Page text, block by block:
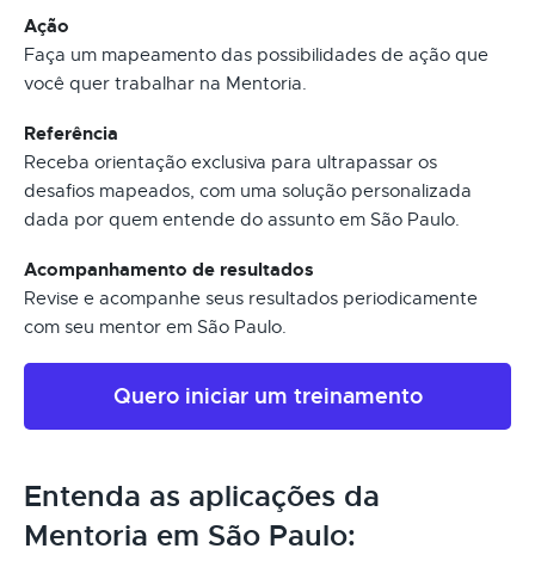
Ação
Faça um mapeamento das possibilidades de ação que
você quer trabalhar na Mentoria.
Referência
Receba orientação exclusiva para ultrapassar os
desafios mapeados, com uma solução personalizada
dada por quem entende do assunto em São Paulo.
Acompanhamento de resultados
Revise e acompanhe seus resultados periodicamente
com seu mentor em São Paulo.
Quero iniciar um treinamento
Entenda as aplicações da
Mentoria em São Paulo: